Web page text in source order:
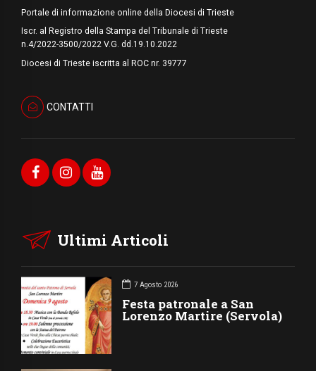
Portale di informazione online della Diocesi di Trieste
Iscr. al Registro della Stampa del Tribunale di Trieste
n.4/2022-3500/2022 V.G. dd.19.10.2022
Diocesi di Trieste iscritta al ROC nr. 39777
CONTATTI
Ultimi Articoli
7 Agosto 2026
Festa patronale a San
Lorenzo Martire (Servola)